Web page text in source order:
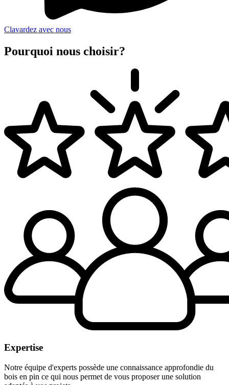
Clavardez avec nous
Pourquoi nous choisir?
Expertise
Notre équipe d'experts possède une connaissance approfondie du
bois en pin ce qui nous permet de vous proposer une solution